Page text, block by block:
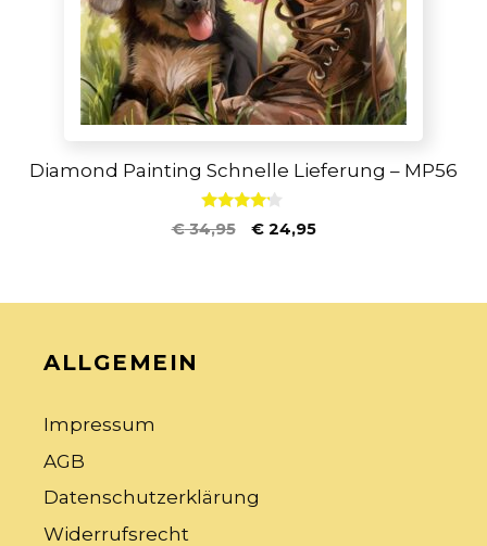
Diamond Painting Schnelle Lieferung – MP56
4.00
von 5
€34,95 €24,95
ALLGEMEIN
Impressum
AGB
Datenschutzerklärung
Widerrufsrecht